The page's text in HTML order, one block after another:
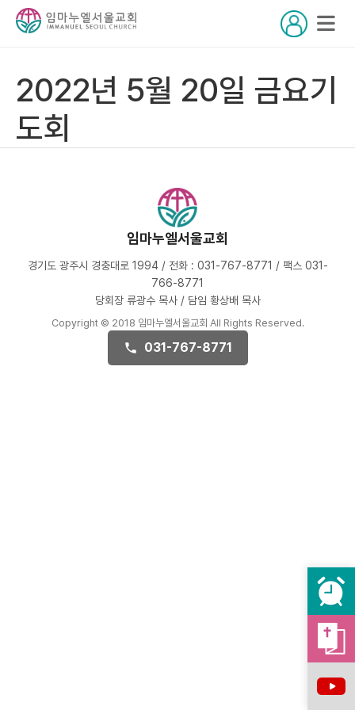
2022년 5월 20일 금요기
도회
임마누엘서울교회
경기도 광주시 경충대로 1994 / 전화 : 031-767-8771 / 팩스 031-
766-8771
당회장 류광수 목사 / 담임 황상배 목사
Copyright © 2018 임마누엘서울교회 All Rights Reserved.
031-767-8771